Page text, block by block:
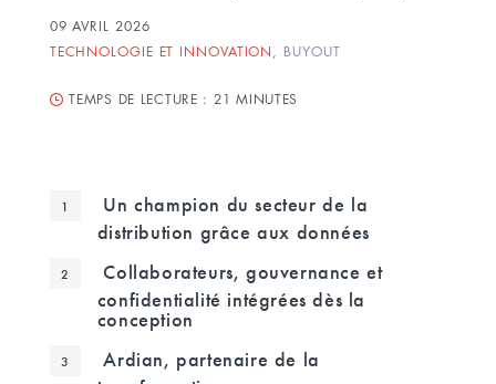
09 AVRIL 2026
TECHNOLOGIE ET INNOVATION, BUYOUT
TEMPS DE LECTURE : 21 MINUTES
Un champion du secteur de la
distribution grâce aux données
Collaborateurs, gouvernance et
confidentialité intégrées dès la
conception
Ardian, partenaire de la